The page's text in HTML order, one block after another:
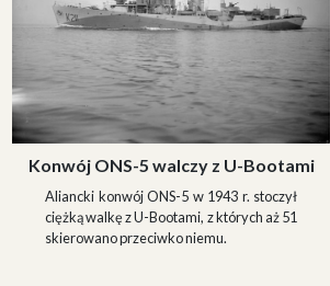
Konwój ONS-5 walczy z U-Bootami
Aliancki konwój ONS-5 w 1943 r. stoczył
ciężką walkę z U-Bootami, z których aż 51
skierowano przeciwko niemu.